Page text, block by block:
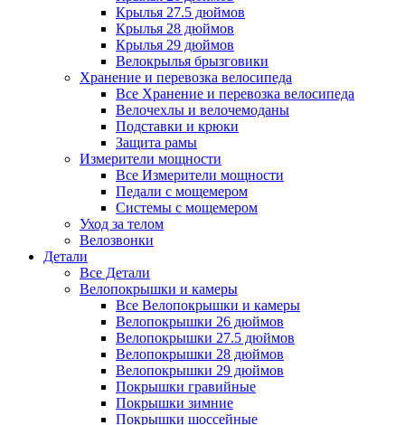
Крылья 27.5 дюймов
Крылья 28 дюймов
Крылья 29 дюймов
Велокрылья брызговики
Хранение и перевозка велосипеда
Все Хранение и перевозка велосипеда
Велочехлы и велочемоданы
Подставки и крюки
Защита рамы
Измерители мощности
Все Измерители мощности
Педали с мощемером
Системы с мощемером
Уход за телом
Велозвонки
Детали
Все Детали
Велопокрышки и камеры
Все Велопокрышки и камеры
Велопокрышки 26 дюймов
Велопокрышки 27.5 дюймов
Велопокрышки 28 дюймов
Велопокрышки 29 дюймов
Покрышки гравийные
Покрышки зимние
Покрышки шоссейные